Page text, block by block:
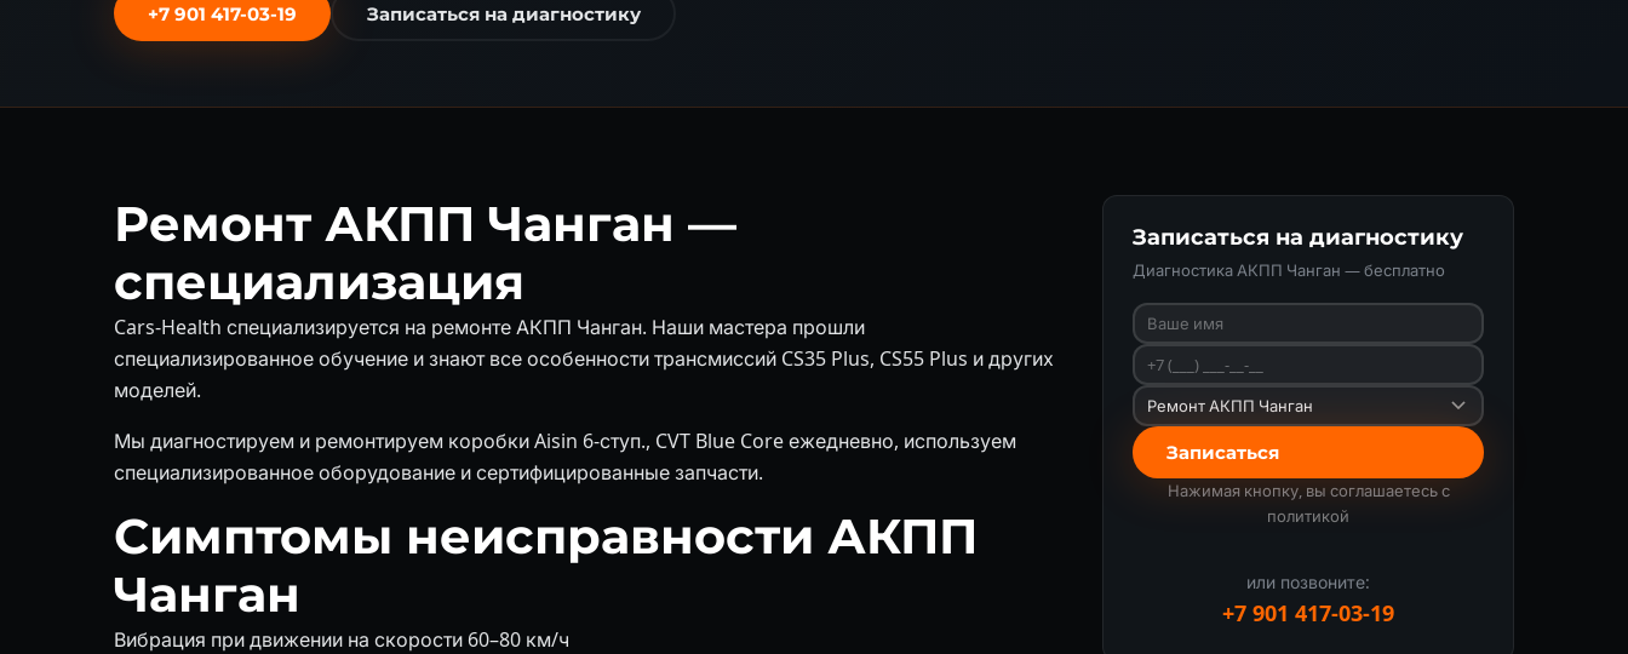
+7 901 417-03-19 Записаться на диагностику
Ремонт АКПП Чанган —
специализация
Cars-Health специализируется на ремонте АКПП Чанган. Наши мастера прошли
специализированное обучение и знают все особенности трансмиссий CS35 Plus, CS55 Plus и других
моделей.
Мы диагностируем и ремонтируем коробки Aisin 6-ступ., CVT Blue Core ежедневно, используем
специализированное оборудование и сертифицированные запчасти.
Симптомы неисправности АКПП
Чанган
Вибрация при движении на скорости 60–80 км/ч
Записаться на диагностику
Диагностика АКПП Чанган — бесплатно
Записаться
Нажимая кнопку, вы соглашаетесь с
политикой
или позвоните:
+7 901 417-03-19